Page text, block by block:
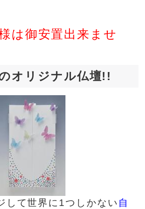
は御安置出来ませ
オリジナル仏壇!!
して世界に1つしかない 自